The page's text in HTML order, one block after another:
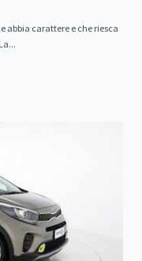
abbia carattere e che riesca